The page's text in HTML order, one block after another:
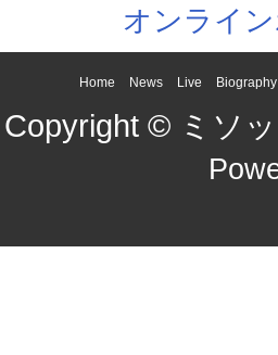
オンライ
Home News Live Biography
Copyright © ミソ